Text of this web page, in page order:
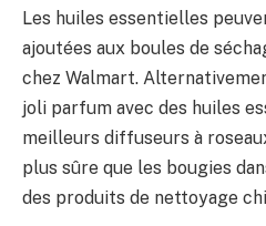
Les huiles essentielles
ajoutées aux boules de
chez Walmart.
joli parfum avec des huiles
meilleurs diffuseurs à
plus sûre que les bougies
des produits de nettoyage